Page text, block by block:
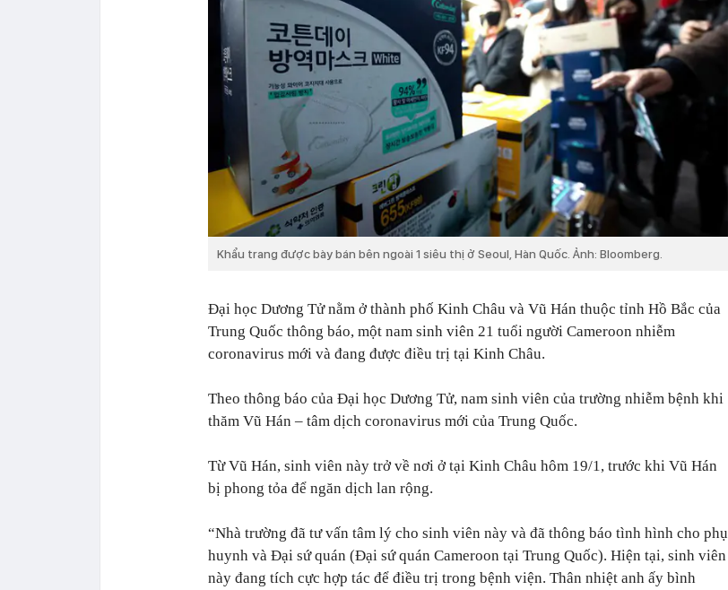
Khẩu trang được bày bán bên ngoài 1 siêu thị ở Seoul, Hàn Quốc. Ảnh: Bloomberg.
Đại học Dương Tử nằm ở thành phố Kinh Châu và Vũ Hán thuộc tỉnh Hồ Bắc của
Trung Quốc thông báo, một nam sinh viên 21 tuổi người Cameroon nhiễm
coronavirus mới và đang được điều trị tại Kinh Châu.
Theo thông báo của Đại học Dương Tử, nam sinh viên của trường nhiễm bệnh khi
thăm Vũ Hán – tâm dịch coronavirus mới của Trung Quốc.
Từ Vũ Hán, sinh viên này trở về nơi ở tại Kinh Châu hôm 19/1, trước khi Vũ Hán
bị phong tỏa để ngăn dịch lan rộng.
“Nhà trường đã tư vấn tâm lý cho sinh viên này và đã thông báo tình hình cho phụ
huynh và Đại sứ quán (Đại sứ quán Cameroon tại Trung Quốc). Hiện tại, sinh viên
này đang tích cực hợp tác để điều trị trong bệnh viện. Thân nhiệt anh ấy bình